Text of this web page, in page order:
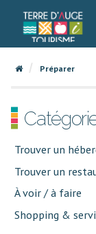
Préparer
Trouver un
Trouver un
À voir / à faire
Shopping &